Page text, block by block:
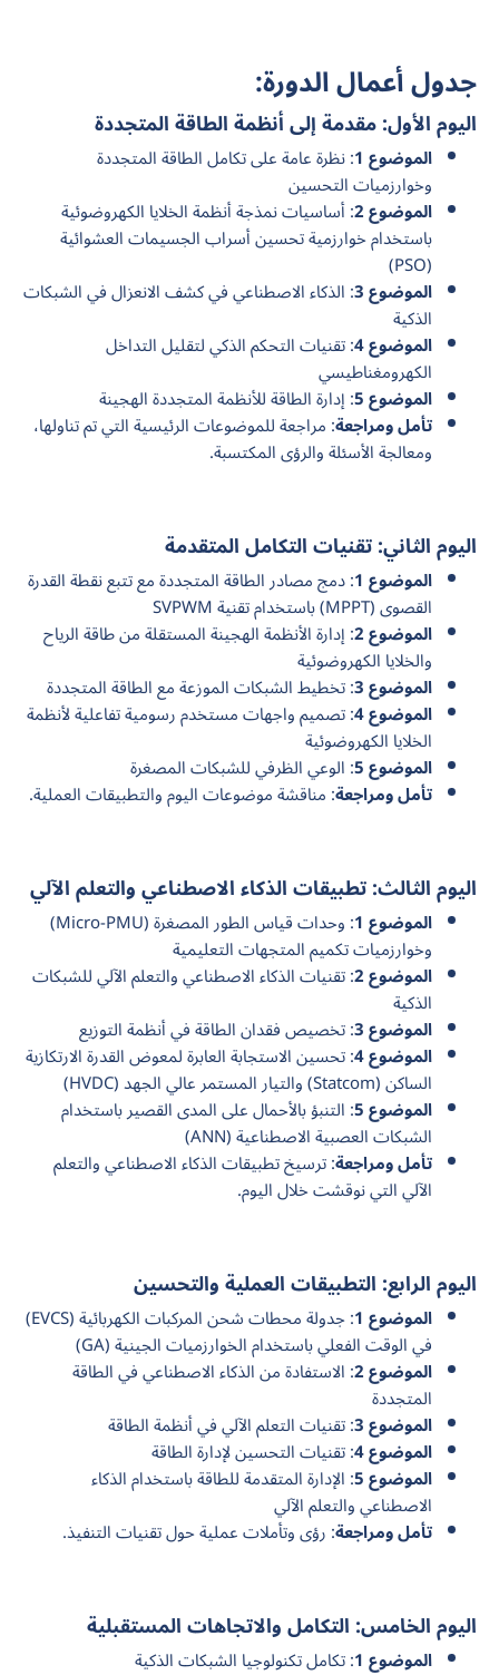
جدول أعمال الدورة:
اليوم الأول: مقدمة إلى أنظمة الطاقة المتجددة
الموضوع 1 : نظرة عامة على تكامل الطاقة المتجددة
وخوارزميات التحسين
الموضوع 2 : أساسيات نمذجة أنظمة الخلايا الكهروضوئية
باستخدام خوارزمية تحسين أسراب الجسيمات العشوائية
(PSO)
الموضوع 3 : الذكاء الاصطناعي في كشف الانعزال في الشبكات
الذكية
الموضوع 4 : تقنيات التحكم الذكي لتقليل التداخل
الكهرومغناطيسي
الموضوع 5 : إدارة الطاقة للأنظمة المتجددة الهجينة
تأمل ومراجعة: مراجعة للموضوعات الرئيسية التي تم تناولها،
ومعالجة الأسئلة والرؤى المكتسبة.
اليوم الثاني: تقنيات التكامل المتقدمة
الموضوع 1 : دمج مصادر الطاقة المتجددة مع تتبع نقطة القدرة
القصوى (MPPT) باستخدام تقنية SVPWM
الموضوع 2 : إدارة الأنظمة الهجينة المستقلة من طاقة الرياح
والخلايا الكهروضوئية
الموضوع 3 : تخطيط الشبكات الموزعة مع الطاقة المتجددة
الموضوع 4 : تصميم واجهات مستخدم رسومية تفاعلية لأنظمة
الخلايا الكهروضوئية
الموضوع 5 : الوعي الظرفي للشبكات المصغرة
تأمل ومراجعة: مناقشة موضوعات اليوم والتطبيقات العملية.
اليوم الثالث: تطبيقات الذكاء الاصطناعي والتعلم الآلي
الموضوع 1 : وحدات قياس الطور المصغرة (Micro-PMU)
وخوارزميات تكميم المتجهات التعليمية
الموضوع 2 : تقنيات الذكاء الاصطناعي والتعلم الآلي للشبكات
الذكية
الموضوع 3 : تخصيص فقدان الطاقة في أنظمة التوزيع
الموضوع 4 : تحسين الاستجابة العابرة لمعوض القدرة الارتكازية
الساكن (Statcom) والتيار المستمر عالي الجهد (HVDC)
الموضوع 5 : التنبؤ بالأحمال على المدى القصير باستخدام
الشبكات العصبية الاصطناعية (ANN)
تأمل ومراجعة: ترسيخ تطبيقات الذكاء الاصطناعي والتعلم
الآلي التي نوقشت خلال اليوم.
اليوم الرابع: التطبيقات العملية والتحسين
الموضوع 1 : جدولة محطات شحن المركبات الكهربائية (EVCS)
في الوقت الفعلي باستخدام الخوارزميات الجينية (GA)
الموضوع 2 : الاستفادة من الذكاء الاصطناعي في الطاقة
المتجددة
الموضوع 3 : تقنيات التعلم الآلي في أنظمة الطاقة
الموضوع 4 : تقنيات التحسين لإدارة الطاقة
الموضوع 5 : الإدارة المتقدمة للطاقة باستخدام الذكاء
الاصطناعي والتعلم الآلي
تأمل ومراجعة: رؤى وتأملات عملية حول تقنيات التنفيذ.
اليوم الخامس: التكامل والاتجاهات المستقبلية
الموضوع 1 : تكامل تكنولوجيا الشبكات الذكية